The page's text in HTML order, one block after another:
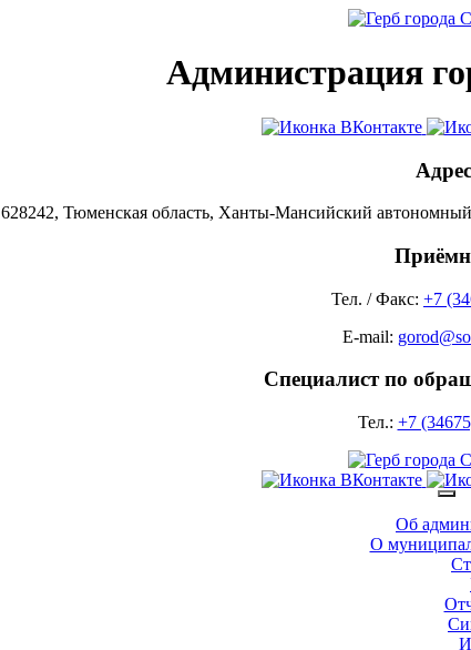
Администрация
628242, Тюменская область, Ханты-Мансийский
Тел. / Факс: +7
E-mail:
Специалист по
Тел.: +7
Об
О